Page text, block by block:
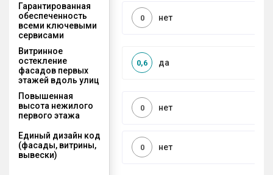
Гарантированная
обеспеченность
всеми ключевыми
сервисами
нет
0
Витринное
остекление
фасадов первых
этажей вдоль улиц
да
0,6
Повышенная
высота нежилого
первого этажа
нет
0
Единый дизайн код
(фасады, витрины,
вывески)
нет
0